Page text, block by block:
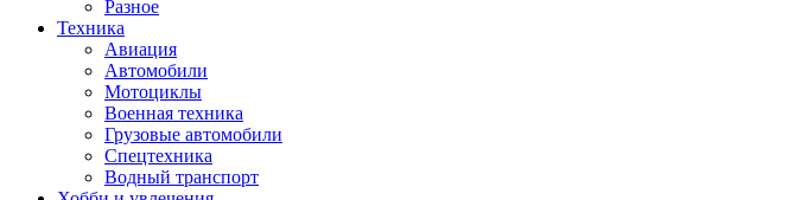
Разное
Техника
Авиация
Автомобили
Мотоциклы
Военная техника
Грузовые автомобили
Спецтехника
Водный транспорт